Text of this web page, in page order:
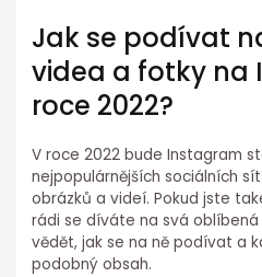
Jak se podívat
videa a fotky na
roce 2022?
V roce 2022 bude Instagram
nejpopulárnějších sociálních
obrázků a videí. Pokud jste
rádi se díváte na svá
vědět, jak se na ně podívat a
podobný obsah.